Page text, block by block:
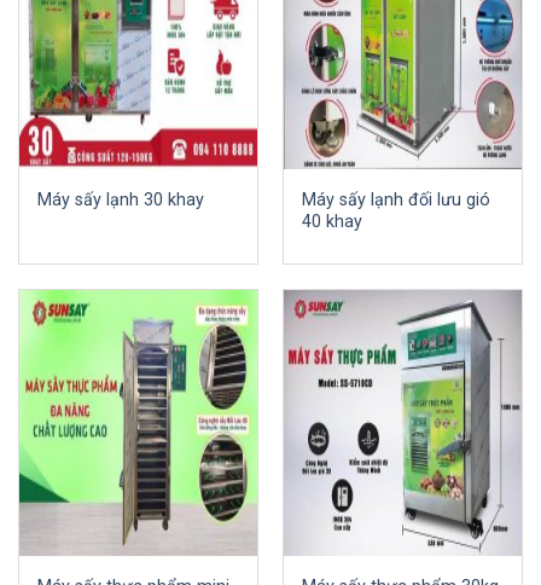
Máy sấy lạnh 30 khay
Máy sấy lạnh đối lưu gió
40 khay